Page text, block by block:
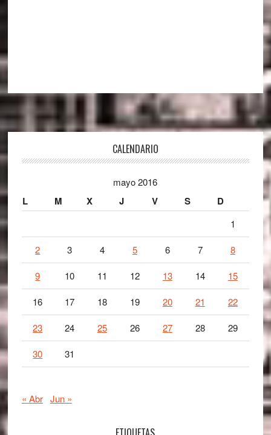
CALENDARIO
mayo 2016
L M X J V S D
1
2 3 4 5 6 7 8
9 10 11 12 13 14 15
16 17 18 19 20 21 22
23 24 25 26 27 28 29
30 31
« Abr Jun »